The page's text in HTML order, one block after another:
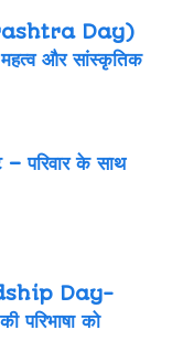
Day)
महत्व और सांस्कृतिक
– परिवार के साथ
Day-
परिभाषा को